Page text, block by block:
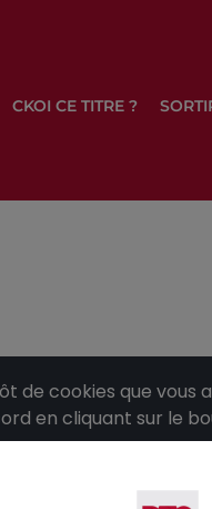
CKOI CE TITRE ?
cookies que vous
en cliquant sur le